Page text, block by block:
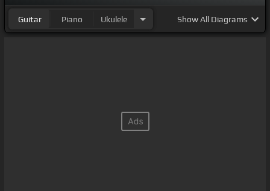
Guitar Piano Ukulele ShowAll Diagrams